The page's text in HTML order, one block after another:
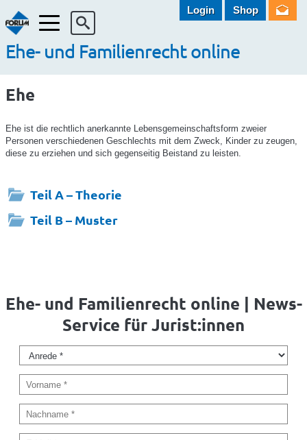
Menü
Ehe- und Familienrecht online
Login Shop
Ehe
Ehe ist die rechtlich anerkannte Lebensgemeinschaftsform zweier
Personen verschiedenen Geschlechts mit dem Zweck, Kinder zu zeugen,
diese zu erziehen und sich gegenseitig Beistand zu leisten.
Teil A – Theorie
Teil B – Muster
Ehe- und Familienrecht online | News-
Service für Jurist:innen